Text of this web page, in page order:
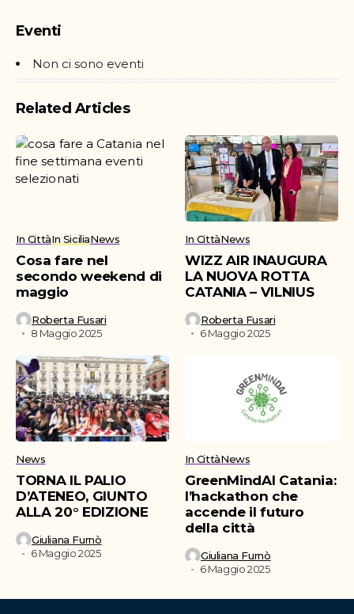
Eventi
Non ci sono eventi
Related Articles
In CittàIn SiciliaNews
Cosa fare nel
secondo weekend di
maggio
Roberta Fusari
8 Maggio 2025
In CittàNews
WIZZ AIR INAUGURA
LA NUOVA ROTTA
CATANIA – VILNIUS
Roberta Fusari
6 Maggio 2025
News
TORNA IL PALIO
D’ATENEO, GIUNTO
ALLA 20° EDIZIONE
Giuliana Furnò
6 Maggio 2025
In CittàNews
GreenMindAI Catania:
l’hackathon che
accende il futuro
della città
Giuliana Furnò
6 Maggio 2025